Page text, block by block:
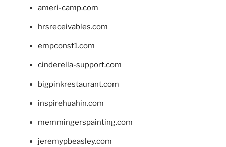
ameri-camp.com
hrsreceivables.com
empconst1.com
cinderella-support.com
bigpinkrestaurant.com
inspirehuahin.com
memmingerspainting.com
jeremypbeasley.com